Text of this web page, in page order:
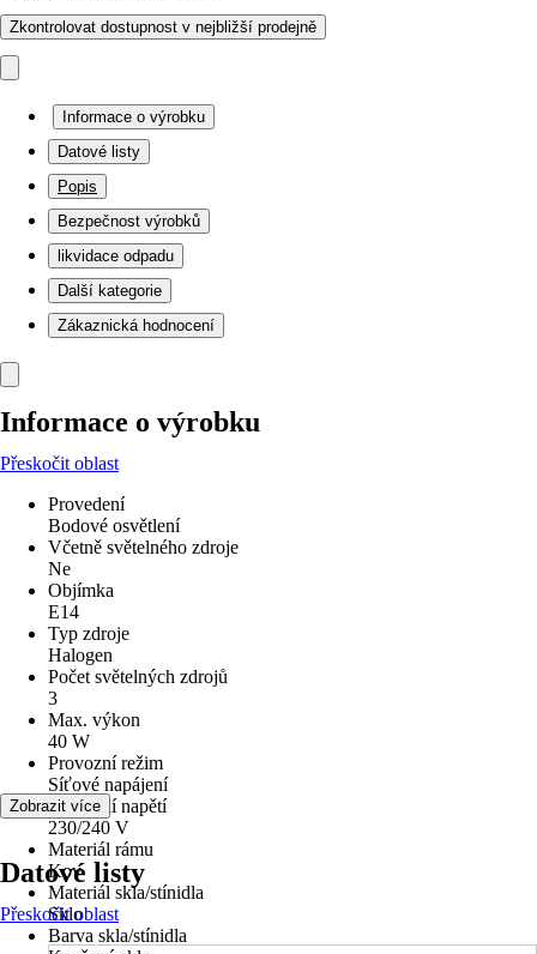
Zkontrolovat dostupnost v nejbližší prodejně
Informace o výrobku
Datové listy
Popis
Bezpečnost výrobků
likvidace odpadu
Další kategorie
Zákaznická hodnocení
Informace o výrobku
Přeskočit oblast
Provedení
Bodové osvětlení
Včetně světelného zdroje
Ne
Objímka
E14
Typ zdroje
Halogen
Počet světelných zdrojů
3
Max. výkon
40 W
Provozní režim
Síťové napájení
Provozní napětí
230/240 V
Materiál rámu
Kov
Materiál skla/stínidla
Sklo
Barva skla/stínidla
Zobrazit více
Datové listy
Přeskočit oblast